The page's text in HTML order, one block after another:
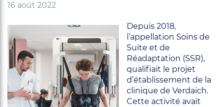
16 août 2022
Depuis 2018,
l’appellation Soins de
Suite et de
Réadaptation (SSR),
qualifiait le projet
d’établissement de la
clinique de Verdaich.
Cette activité avait